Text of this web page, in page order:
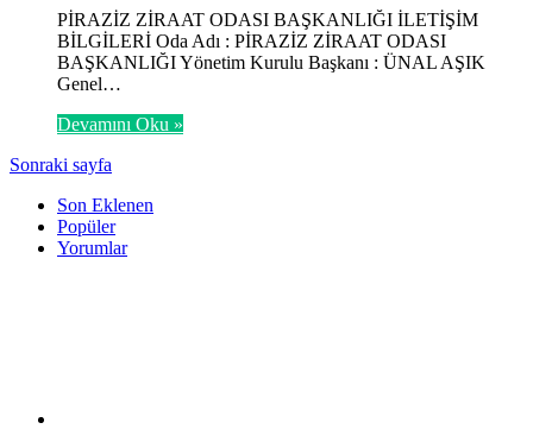
PİRAZİZ ZİRAAT ODASI BAŞKANLIĞI İLETİŞİM
BİLGİLERİ Oda Adı : PİRAZİZ ZİRAAT ODASI
BAŞKANLIĞI Yönetim Kurulu Başkanı : ÜNAL AŞIK
Genel…
Devamını Oku »
Sonraki sayfa
Son Eklenen
Popüler
Yorumlar